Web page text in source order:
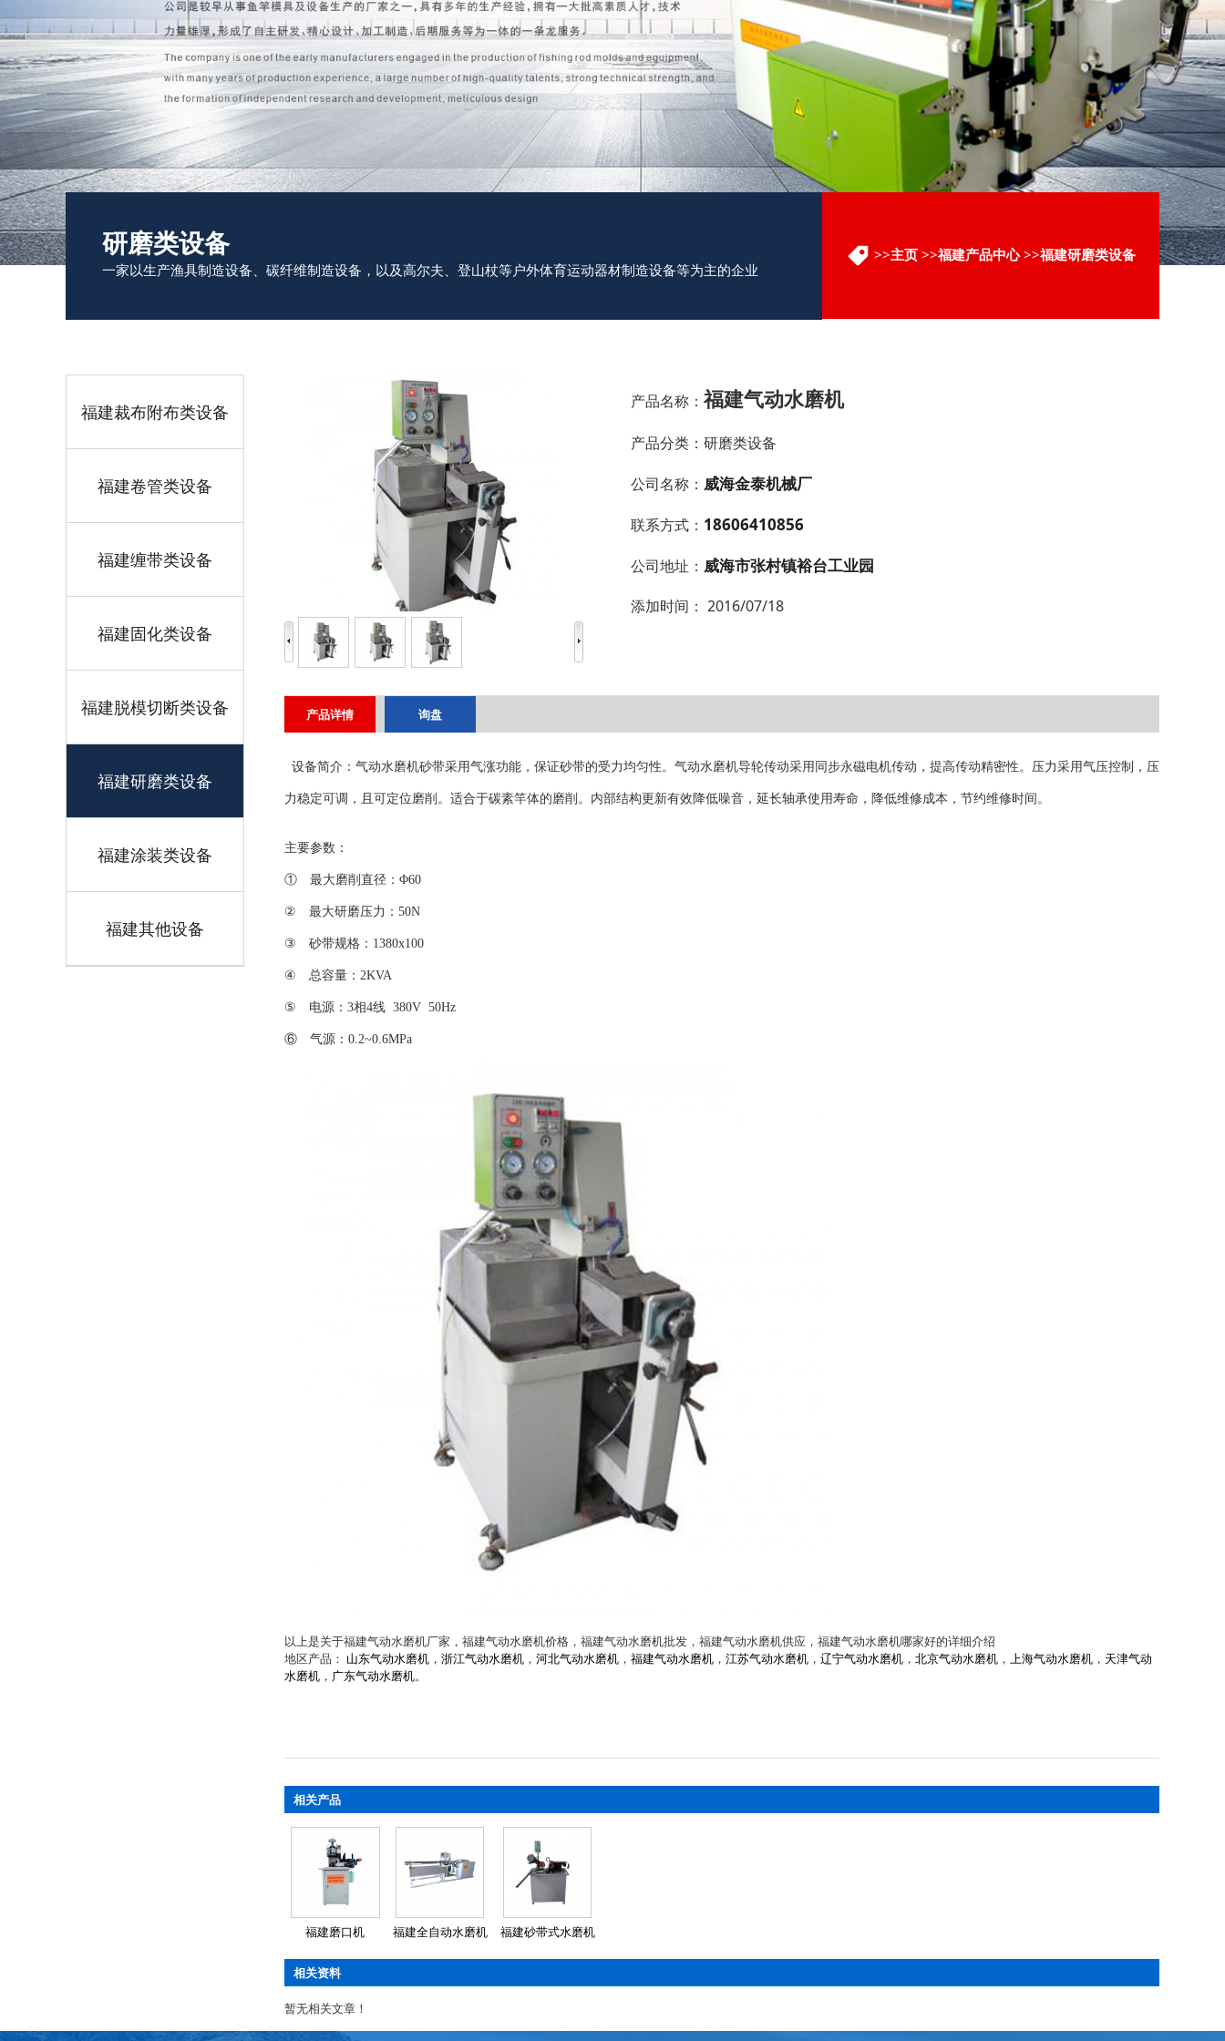
研磨类设备
一家以生产渔具制造设备、碳纤维制造设备，以及高尔夫、登山杖等户外体育运动器材制造设备等为主的企业
>>主页>>福建产品中心>>福建研磨类设备
福建裁布附布类设备
福建卷管类设备
福建缠带类设备
福建固化类设备
福建脱模切断类设备
福建研磨类设备
福建涂装类设备
福建其他设备
产品名称：福建气动水磨机
产品分类： 研磨类设备
公司名称： 威海金泰机械厂
联系方式： 18606410856
公司地址： 威海市张村镇裕台工业园
添加时间： 2016/07/18
产品详情 询盘
设备简介：气动水磨机砂带采用气涨功能，保证砂带的受力均匀性。气动水磨机导轮传动采用同步永磁电机传动，提高传动精密性。压力采用气压控制，压
力稳定可调，且可定位磨削。适合于碳素竿体的磨削。内部结构更新有效降低噪音，延长轴承使用寿命，降低维修成本，节约维修时间。
主要参数：
① 最大磨削直径：Φ60
② 最大研磨压力：50N
③ 砂带规格：1380x100
④ 总容量：2KVA
⑤ 电源：3相4线 380V 50Hz
⑥ 气源：0.2~0.6MPa
以上是关于福建气动水磨机厂家，福建气动水磨机价格，福建气动水磨机批发，福建气动水磨机供应，福建气动水磨机哪家好的详细介绍
地区产品： 山东气动水磨机 ， 浙江气动水磨机 ， 河北气动水磨机 ， 福建气动水磨机 ， 江苏气动水磨机 ， 辽宁气动水磨机 ， 北京气动水磨机 ， 上海气动水磨机 ， 天津气动
水磨机 ， 广东气动水磨机。
相关产品
福建磨口机 福建全自动水磨机 福建砂带式水磨机
相关资料
暂无相关文章！